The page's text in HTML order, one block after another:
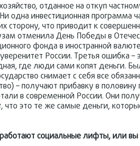
отданное на откуп
инвестиционная программа
сторону, что приводит к
отменила День Победы в
фонда в иностранной
России. Третья ошибка –
где люди сами копят деньги.
снимает с себя все
– получают прибавку в
в современной России. Они
это те же самые деньги,
социальные лифты, или вы